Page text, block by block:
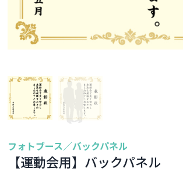
フォトブース／バックパネル
【運動会用】バックパネル